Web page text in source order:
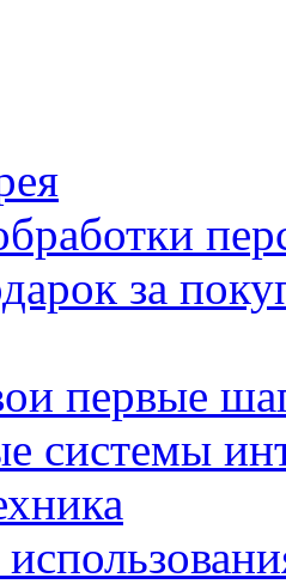
за
первые
системы